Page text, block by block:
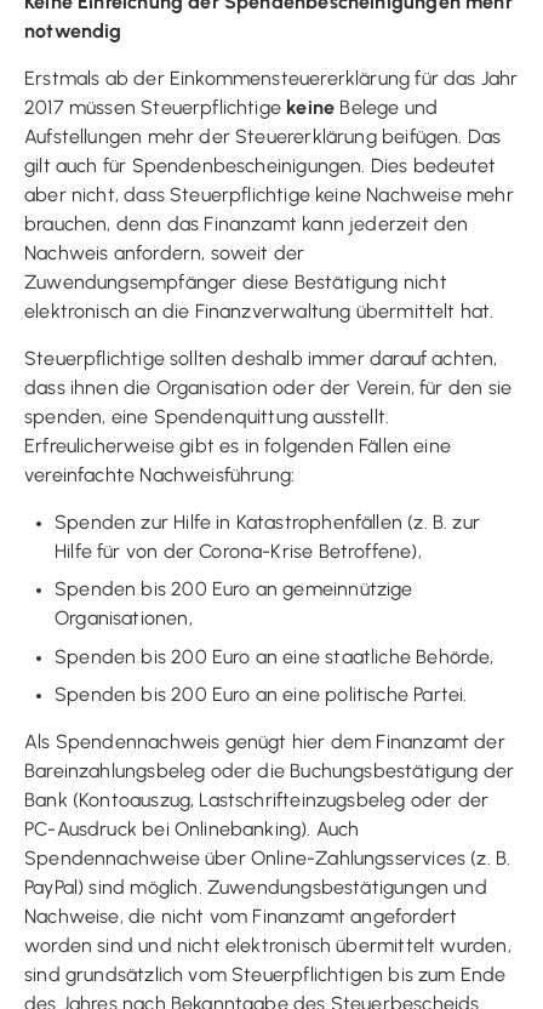
notwendig
Erstmals ab der Einkommensteuererklärung für das Jahr
2017 müssen Steuerpflichtige keine Belege und
Aufstellungen mehr der Steuererklärung beifügen. Das
gilt auch für Spendenbescheinigungen. Dies bedeutet
aber nicht, dass Steuerpflichtige keine Nachweise mehr
brauchen, denn das Finanzamt kann jederzeit den
Nachweis anfordern, soweit der
Zuwendungsempfänger diese Bestätigung nicht
elektronisch an die Finanzverwaltung übermittelt hat.
Steuerpflichtige sollten deshalb immer darauf achten,
dass ihnen die Organisation oder der Verein, für den sie
spenden, eine Spendenquittung ausstellt.
Erfreulicherweise gibt es in folgenden Fällen eine
vereinfachte Nachweisführung:
Spenden zur Hilfe in Katastrophenfällen (z. B. zur
Hilfe für von der Corona-Krise Betroffene),
Spenden bis 200 Euro an gemeinnützige
Organisationen,
Spenden bis 200 Euro an eine staatliche Behörde,
Spenden bis 200 Euro an eine politische Partei.
Als Spendennachweis genügt hier dem Finanzamt der
Bareinzahlungsbeleg oder die Buchungsbestätigung der
Bank (Kontoauszug, Lastschrifteinzugsbeleg oder der
PC-Ausdruck bei Onlinebanking). Auch
Spendennachweise über Online-Zahlungsservices (z. B.
PayPal) sind möglich. Zuwendungsbestätigungen und
Nachweise, die nicht vom Finanzamt angefordert
worden sind und nicht elektronisch übermittelt wurden,
sind grundsätzlich vom Steuerpflichtigen bis zum Ende
des Jahres nach Bekanntgabe des Steuerbescheids